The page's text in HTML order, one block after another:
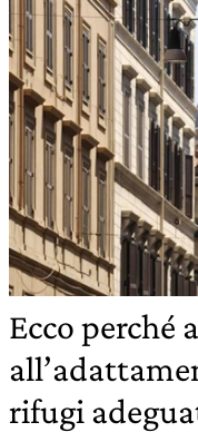
Ecco perché
rifugi